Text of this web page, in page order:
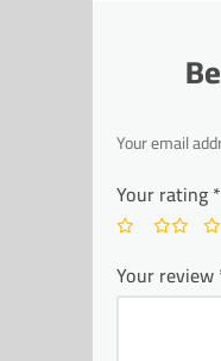
Your email
Your rating*
Your review